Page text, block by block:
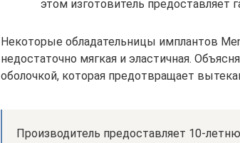
этом изготовитель предоставляет
Некоторые обладательницы имплантов
недостаточно мягкая и эластичная.
оболочкой, которая предотвращает
Производитель предоставляет 10-